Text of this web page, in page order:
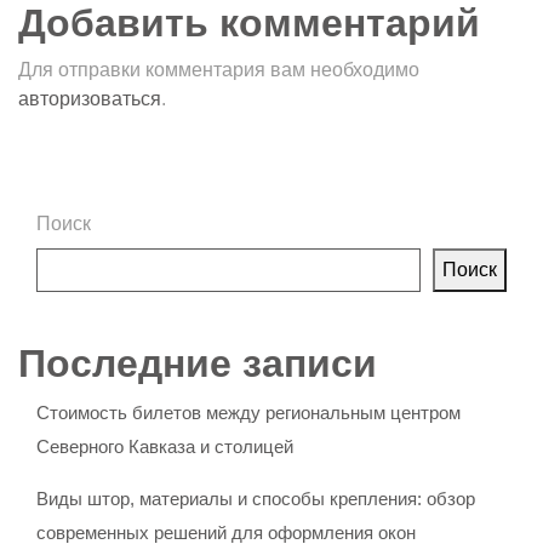
Добавить комментарий
Для отправки комментария вам необходимо
авторизоваться.
Поиск
Поиск
Последние записи
Стоимость билетов между региональным центром
Северного Кавказа и столицей
Виды штор, материалы и способы крепления: обзор
современных решений для оформления окон